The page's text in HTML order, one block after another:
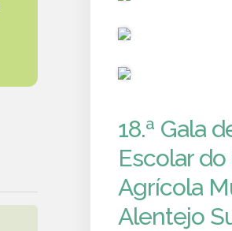
18.ª Gala
Escolar
Agrícola
Alentejo